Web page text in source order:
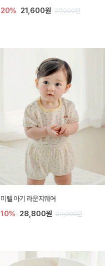
20% 21,600원 27,000원
미렐 아기 라운지웨어
10% 28,800원 32,000원